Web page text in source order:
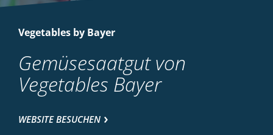
Vegetables by Bayer
Gemüsesaatgut von
Vegetables Bayer
WEBSITE BESUCHEN